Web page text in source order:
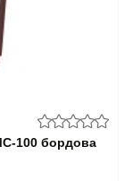
100 бордова